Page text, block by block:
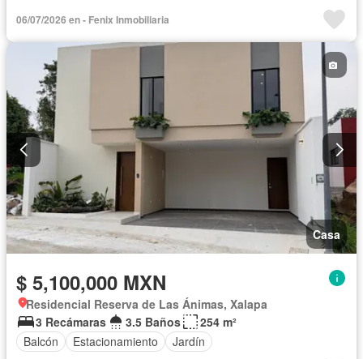
06/07/2026 en - Fenix Inmobiliaria
Casa
$ 5,100,000 MXN
Residencial Reserva de Las Ánimas, Xalapa
3 Recámaras
3.5 Baños
254 m²
Balcón
Estacionamiento Jardín